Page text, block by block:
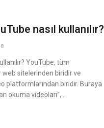
nasıl kullanılır?
YouTube, tüm
web sitelerinden biridir ve
platformlarından biridir. Buraya
okuma videoları”,…